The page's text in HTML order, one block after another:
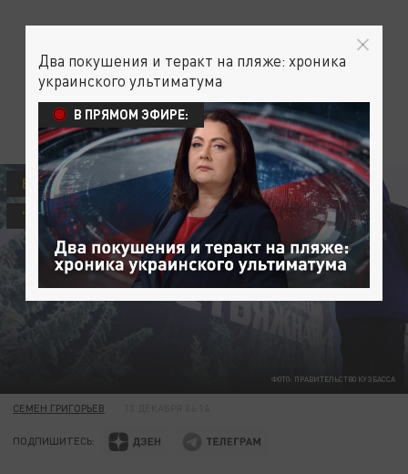
ФОТО: ПРАВИТЕЛЬСТВО КУЗБАССА
БЕДА В КУЗБАССЕ
"ВЗРЫВ НА ШАХТЕ "ЛИСТВЯЖНАЯ"
СЕМЕН ГРИГОРЬЕВ
ПОДПИШИТЕСЬ:
Два покушения и теракт на пляже: хроника
украинского ультиматума
В ПРЯМОМ ЭФИРЕ: